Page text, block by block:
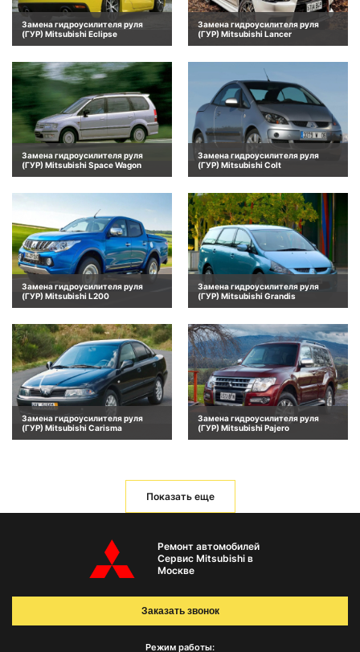
Замена гидроусилителя руля
(ГУР) Mitsubishi Eclipse
Замена гидроусилителя руля
(ГУР) Mitsubishi Lancer
Замена гидроусилителя руля
(ГУР) Mitsubishi Space Wagon
Замена гидроусилителя руля
(ГУР) Mitsubishi Colt
Замена гидроусилителя руля
(ГУР) Mitsubishi L200
Замена гидроусилителя руля
(ГУР) Mitsubishi Grandis
Замена гидроусилителя руля
(ГУР) Mitsubishi Carisma
Замена гидроусилителя руля
(ГУР) Mitsubishi Pajero
Показать еще
Ремонт автомобилей
Сервис Mitsubishi в
Москве
Режим работы:
Заказать звонок